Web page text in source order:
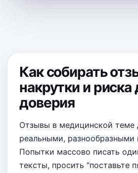
Как собирать
накрутки и риска
доверия
Отзывы в медицинской
реальными,
Попытки массово писать
тексты, просить “поставьте